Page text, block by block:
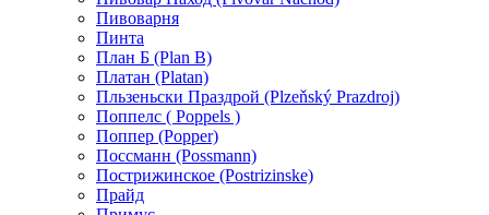
Пивоварня
Пинта
План Б (Plan B)
Платан (Platan)
Пльзеньски Праздрой (Plzeňský Prazdroj)
Поппелс ( Poppels )
Поппер (Popper)
Поссманн (Possmann)
Пострижинское (Postrizinske)
Прайд